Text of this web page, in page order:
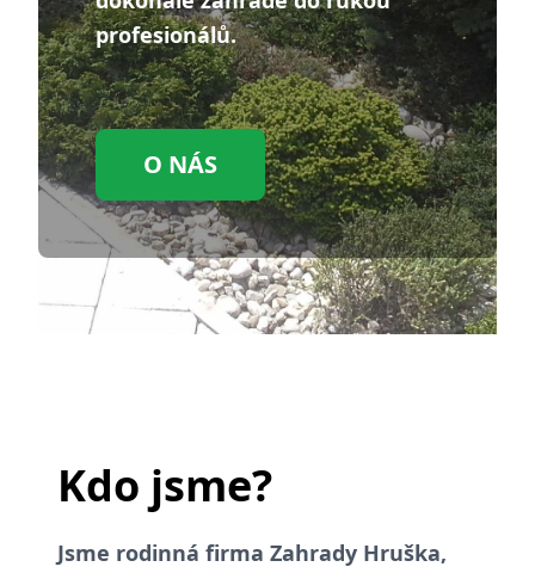
profesionálů.
O NÁS
Kdo jsme?
Jsme rodinná firma Zahrady Hruška,